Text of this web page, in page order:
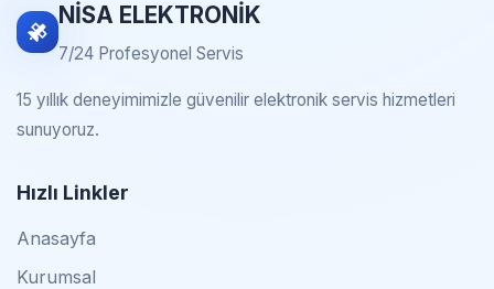
NİSA ELEKTRONİK
7/24 Profesyonel Servis
15 yıllık deneyimimizle güvenilir elektronik servis hizmetleri
sunuyoruz.
Hızlı Linkler
Anasayfa
Kurumsal